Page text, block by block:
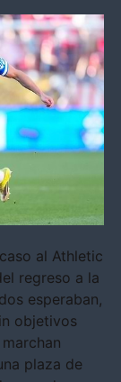
al Athletic
regreso a la
esperaban,
objetivos
plaza de